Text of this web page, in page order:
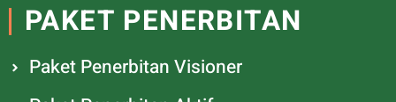
PAKET PENERBITAN
Paket Penerbitan Visioner